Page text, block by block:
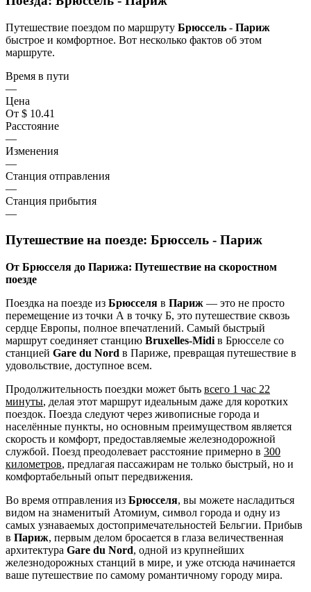
Путешествие поездом по маршруту Брюссель - Париж
быстрое и комфортное. Вот несколько фактов об этом
маршруте.
Время в пути
—
Цена
От $ 10.41
Расстояние
—
Изменения
—
Станция отправления
—
Станция прибытия
—
Путешествие на поезде: Брюссель - Париж
От Брюсселя до Парижа: Путешествие на скоростном
поезде
Поездка на поезде из Брюсселя в Париж — это не просто
перемещение из точки А в точку Б, это путешествие сквозь
сердце Европы, полное впечатлений. Самый быстрый
маршрут соединяет станцию Bruxelles-Midi в Брюсселе со
станцией Gare du Nord в Париже, превращая путешествие в
удовольствие, доступное всем.
Продолжительность поездки может быть всего 1 час 22
минуты, делая этот маршрут идеальным даже для коротких
поездок. Поезда следуют через живописные города и
населённые пункты, но основным преимуществом является
скорость и комфорт, предоставляемые железнодорожной
службой. Поезд преодолевает расстояние примерно в 300
километров, предлагая пассажирам не только быстрый, но и
комфортабельный опыт передвижения.
Во время отправления из Брюсселя, вы можете насладиться
видом на знаменитый Атомиум, символ города и одну из
самых узнаваемых достопримечательностей Бельгии. Прибыв
в Париж, первым делом бросается в глаза величественная
архитектура Gare du Nord, одной из крупнейших
железнодорожных станций в мире, и уже отсюда начинается
ваше путешествие по самому романтичному городу мира.